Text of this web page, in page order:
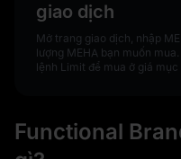
giao dịch
Mở trang giao dịch, nhập
lượng MEHA bạn muốn
lệnh Limit để mua ở giá mục
Functional